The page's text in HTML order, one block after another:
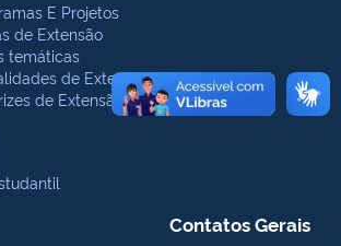
E Projetos
de Extensão
temáticas
de Extensão
de Extensão
Contatos Gerais